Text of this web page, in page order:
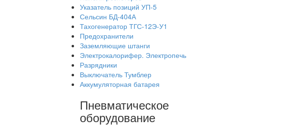
Указатель позиций УП-5
Сельсин БД-404А
Тахогенератор ТГС-12Э-У1
Предохранители
Заземляющие штанги
Электрокалорифер. Электропечь
Разрядники
Выключатель Тумблер
Аккумуляторная батарея
Пневматическое
оборудование